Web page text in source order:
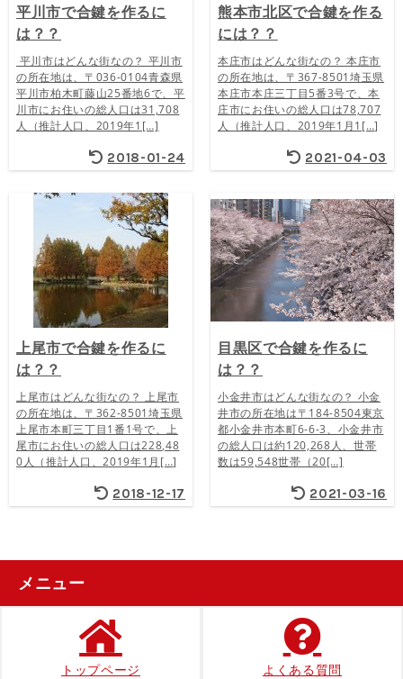
平川市で合鍵を作るに
は？？
平川市はどんな街なの？ 平川市
の所在地は、〒036-0104青森県
平川市柏木町藤山25番地6で、平
川市にお住いの総人口は31,708
人（推計人口、2019年1[…]
2018-01-24
熊本市北区で合鍵を作る
には？？
本庄市はどんな街なの？ 本庄市
の所在地は、〒367-8501埼玉県
本庄市本庄三丁目5番3号で、本
庄市にお住いの総人口は78,707
人（推計人口、2019年1月1[…]
2021-04-03
上尾市で合鍵を作るに
は？？
上尾市はどんな街なの？ 上尾市
の所在地は、〒362-8501埼玉県
上尾市本町三丁目1番1号で、上
尾市にお住いの総人口は228,48
0人（推計人口、2019年1月[…]
2018-12-17
目黒区で合鍵を作るに
は？？
小金井市はどんな街なの？ 小金
井市の所在地は〒184-8504東京
都小金井市本町6-6-3、小金井市
の総人口は約120,268人、世帯
数は59,548世帯（20[…]
2021-03-16
メニュー
トップページ よくある質問